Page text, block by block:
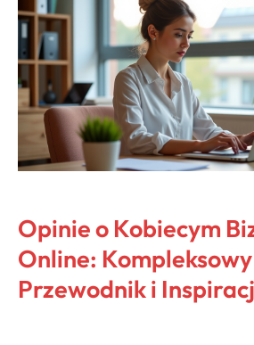
Opinie o Kobiecym
Online: Kompleksowy
Przewodnik i